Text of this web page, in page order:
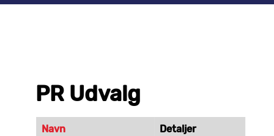
PR Udvalg
Navn Detaljer